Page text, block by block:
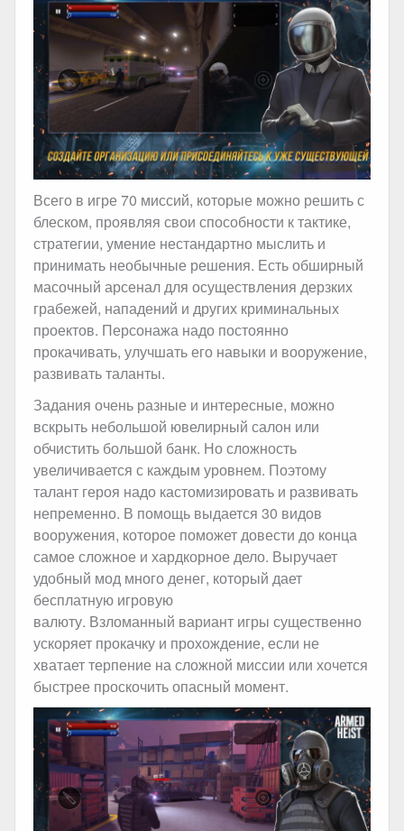
Всего в игре 70 миссий, которые можно решить с
блеском, проявляя свои способности к тактике,
стратегии, умение нестандартно мыслить и
принимать необычные решения. Есть обширный
масочный арсенал для осуществления дерзких
грабежей, нападений и других криминальных
проектов. Персонажа надо постоянно
прокачивать, улучшать его навыки и вооружение,
развивать таланты.
Задания очень разные и интересные, можно
вскрыть небольшой ювелирный салон или
обчистить большой банк. Но сложность
увеличивается с каждым уровнем. Поэтому
талант героя надо кастомизировать и развивать
непременно. В помощь выдается 30 видов
вооружения, которое поможет довести до конца
самое сложное и хардкорное дело. Выручает
удобный мод много денег, который дает
бесплатную игровую
валюту. Взломанный вариант игры существенно
ускоряет прокачку и прохождение, если не
хватает терпение на сложной миссии или хочется
быстрее проскочить опасный момент.